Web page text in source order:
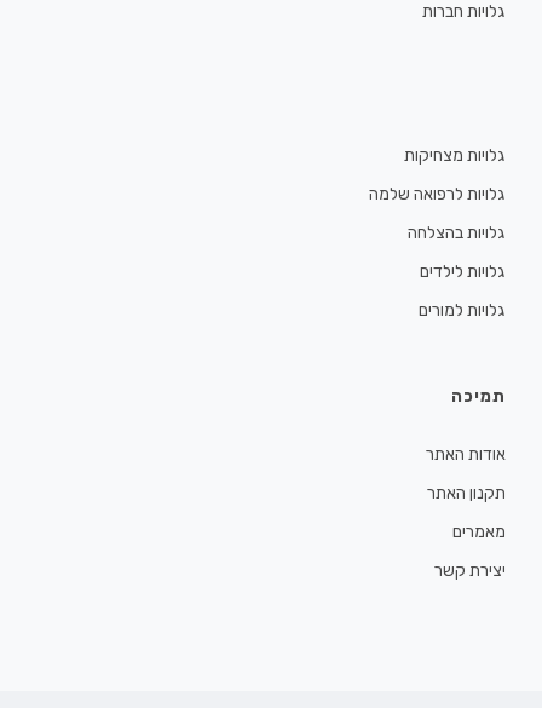
גלויות חברות
גלויות מצחיקות
גלויות לרפואה שלמה
גלויות בהצלחה
גלויות לילדים
גלויות למורים
תמיכה
אודות האתר
תקנון האתר
מאמרים
יצירת קשר